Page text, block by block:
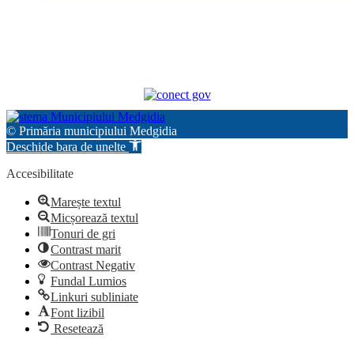
© Primăria municipiului Medgidia
Deschide bara de unelte
Accesibilitate
Marește textul
Micșorează textul
Tonuri de gri
Contrast marit
Contrast Negativ
Fundal Lumios
Linkuri subliniate
Font lizibil
Resetează